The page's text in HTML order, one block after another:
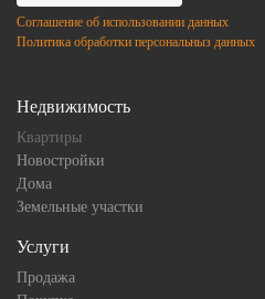
Соглашение об использовании данных
Политика обработки персональныз данных
Недвижимость
Квартиры
Новостройки
Дома
Земельные участки
Услуги
Продажа